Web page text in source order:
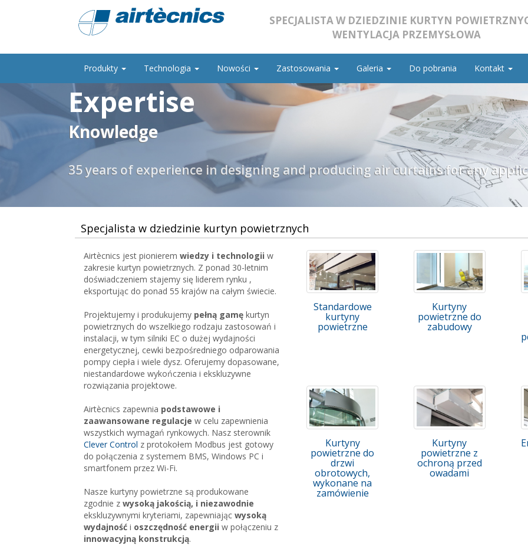
SPECJALISTA W DZIEDZINIE KURTYN
WENTYLACJA PRZEMYSŁOWA
Produkty Technologia Nowości Zastosowania Galeria Do pobrania Kontakt
Expertise
Knowledge
35 years of experience in designing and producing air curtains for any
Specjalista w dziedzinie kurtyn powietrznych
Airtècnics jest pionierem wiedzy i technologii w
zakresie kurtyn powietrznych. Z ponad 30-letnim
doświadczeniem stajemy się liderem rynku ,
eksportując do ponad 55 krajów na całym świecie.
Projektujemy i produkujemy pełną gamę kurtyn
powietrznych do wszelkiego rodzaju zastosowań i
instalacji, w tym silniki EC o dużej wydajności
energetycznej, cewki bezpośredniego odparowania
pompy ciepła i wiele dysz. Oferujemy dopasowane,
niestandardowe wykończenia i ekskluzywne
rozwiązania projektowe.
Airtècnics zapewnia podstawowe i
zaawansowane regulacje w celu zapewnienia
wszystkich wymagań rynkowych. Nasz sterownik
Clever Control z protokołem Modbus jest gotowy
do połączenia z systemem BMS, Windows PC i
smartfonem przez Wi-Fi.
Nasze kurtyny powietrzne są produkowane
zgodnie z wysoką jakością, i niezawodnie
ekskluzywnymi kryteriami, zapewniając wysoką
wydajność i oszczędność energii w połączeniu z
innowacyjną konstrukcją.
Standardowe
kurtyny
powietrzne
Kurtyny
powietrzne do
zabudowy
Kurtyny
powietrzne do
drzwi
obrotowych,
wykonane na
zamówienie
Kurtyny
powietrzne z
ochroną przed
owadami